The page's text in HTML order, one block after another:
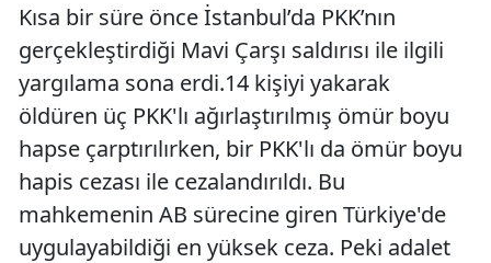
Kısa bir süre önce İstanbul’da PKK’nın
gerçekleştirdiği Mavi Çarşı saldırısı ile ilgili
yargılama sona erdi.14 kişiyi yakarak
öldüren üç PKK'lı ağırlaştırılmış ömür boyu
hapse çarptırılırken, bir PKK'lı da ömür boyu
hapis cezası ile cezalandırıldı. Bu
mahkemenin AB sürecine giren Türkiye'de
uygulayabildiği en yüksek ceza. Peki adalet